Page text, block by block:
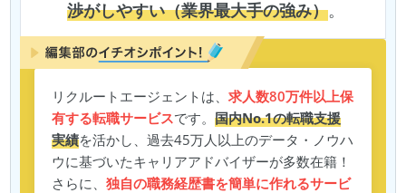
渉がしやすい（業界最大手の強み）。
リクルートエージェントは、求人数80万件以上保
有する転職サービスです。国内No.1の転職支援
実績を活かし、過去45万人以上のデータ・ノウハ
ウに基づいたキャリアアドバイザーが多数在籍！
さらに、独自の職務経歴書を簡単に作れるサービ